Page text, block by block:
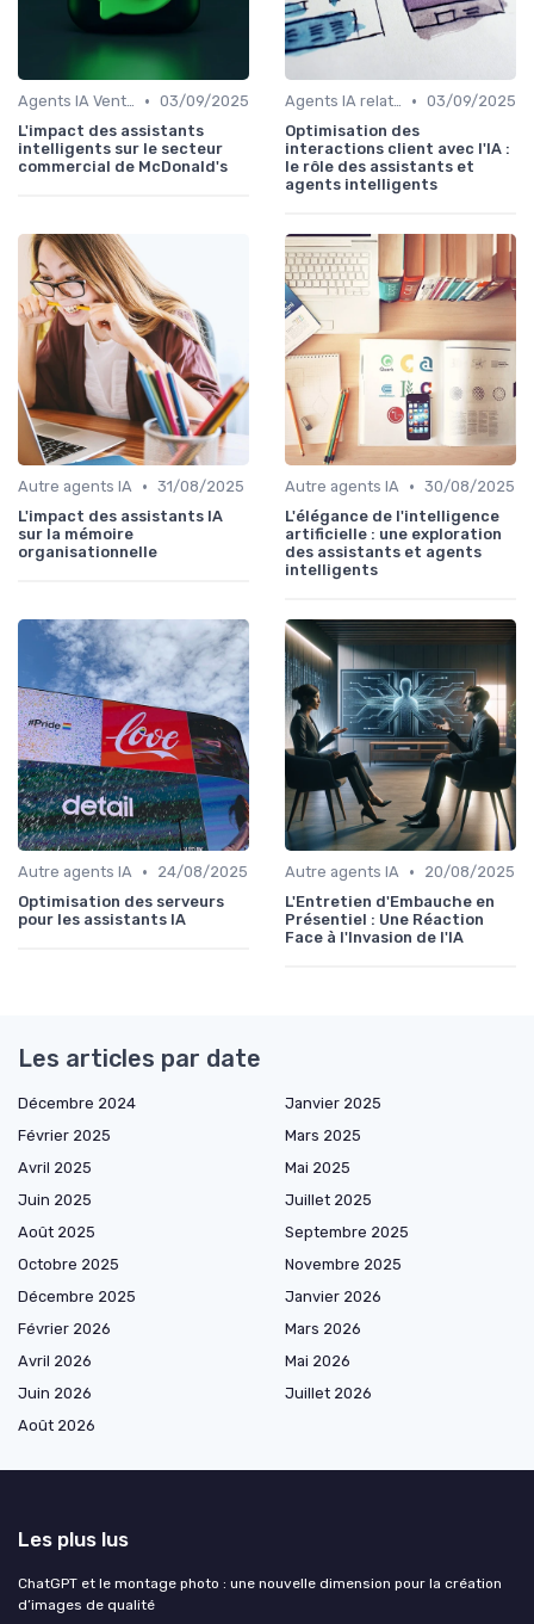
Agents IA Vente • 03/09/2025
L'impact des assistants
intelligents sur le secteur
commercial de McDonald's
Agents IA relation client • 03/09/2025
Optimisation des
interactions client avec l'IA :
le rôle des assistants et
agents intelligents
Autre agents IA • 31/08/2025
L'impact des assistants IA
sur la mémoire
organisationnelle
Autre agents IA • 30/08/2025
L'élégance de l'intelligence
artificielle : une exploration
des assistants et agents
intelligents
Autre agents IA •
24/08/2025
Optimisation des serveurs
pour les assistants IA
Autre agents IA •
20/08/2025
L'Entretien d'Embauche en
Présentiel : Une Réaction
Face à l'Invasion de l'IA
Les articles par date
Décembre 2024
Janvier 2025
Février 2025
Mars 2025
Avril 2025
Mai 2025
Juin 2025
Juillet 2025
Août 2025
Septembre 2025
Octobre 2025
Novembre 2025
Décembre 2025
Janvier 2026
Février 2026
Mars 2026
Avril 2026
Mai 2026
Juin 2026
Juillet 2026
Août 2026
Les plus lus
ChatGPT et le montage photo : une nouvelle dimension pour la création
d’images de qualité